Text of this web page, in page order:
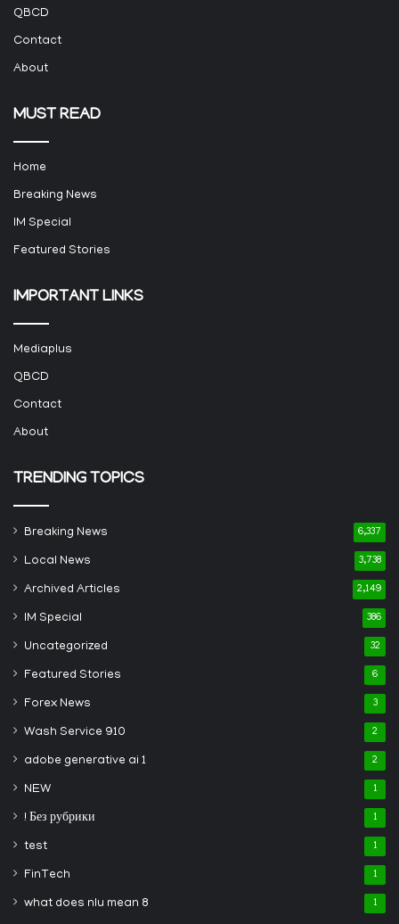
QBCD
Contact
About
MUST READ
Home
Breaking News
IM Special
Featured Stories
IMPORTANT LINKS
Mediaplus
QBCD
Contact
About
TRENDING TOPICS
Breaking News 6,337
Local News 3,738
Archived Articles 2,149
IM Special 386
Uncategorized 32
Featured Stories 6
Forex News 3
Wash Service 910 2
adobe generative ai 1 2
NEW 1
! Без рубрики 1
test 1
FinTech 1
what does nlu mean 8 1